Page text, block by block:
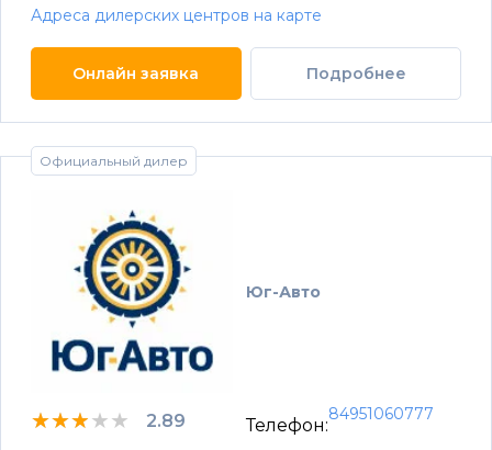
Адреса дилерских центров на карте
Онлайн заявка Подробнее
Официальный дилер
Юг-Авто
★★★★★
★★★★★
★★★★★ 2.89 Телефон:
84951060777